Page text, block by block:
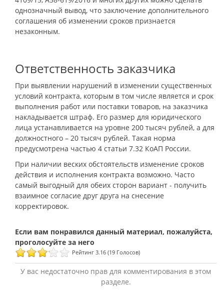
однозначный вывод, что заключение дополнительного
соглашения об изменении сроков признается
незаконным.
Ответственность заказчика
При выявлении нарушений в изменении существенных
условий контракта, которым в том числе является и срок
выполнения работ или поставки товаров, на заказчика
накладывается штраф. Его размер для юридического
лица устанавливается на уровне 200 тысяч рублей, а для
должностного – 20 тысяч рублей. Такая норма
предусмотрена частью 4 статьи 7.32 КоАП России.
При наличии веских обстоятельств изменение сроков
действия и исполнения контракта возможно. Часто
самый выгодный для обеих сторон вариант - получить
взаимное согласие друг друга на снесение
корректировок.
Рейтинг 3.16 (19 Голосов)
У вас недостаточно прав для комментирования в этом
разделе.